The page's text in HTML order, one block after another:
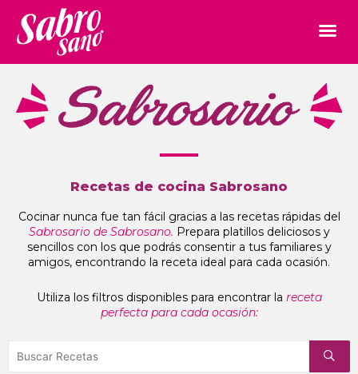
Recetas de cocina Sabrosano
Cocinar nunca fue tan fácil gracias a las recetas rápidas del
Sabrosario de Sabrosano. Prepara platillos deliciosos y
sencillos con los que podrás consentir a tus familiares y
amigos, encontrando la receta ideal para cada ocasión.
Utiliza los filtros disponibles para encontrar la receta
perfecta para cada ocasión: